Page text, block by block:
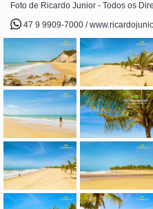
Foto de Ricardo Junior - Todos os
47 9 9909-7000 /